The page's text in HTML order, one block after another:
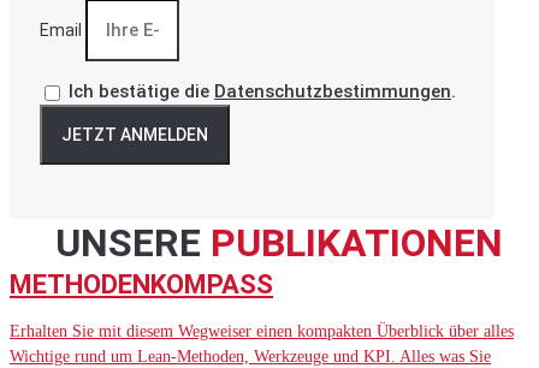
Email
Ich bestätige die Datenschutzbestimmungen.
JETZT ANMELDEN
UNSERE PUBLIKATIONEN
METHODENKOMPASS
Erhalten Sie mit diesem Wegweiser einen kompakten Überblick über alles
Wichtige rund um Lean-Methoden, Werkzeuge und KPI. Alles was Sie